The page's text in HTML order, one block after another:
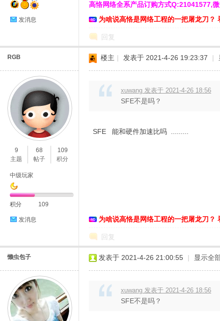
发消息
高恪网络全系产品订购方式Q:21041577,
为啥说高恪是网络工程的一把屠龙刀？
回复
RGB
9
主题
68
帖子
109
积分
中级玩家
积分 109
发消息
楼主 | 发表于 2021-4-26 19:23:37 |
xuwang 发表于 2021-4-26 18:56
SFE不是吗？
SFE 能和硬件加速比吗 .........
为啥说高恪是网络工程的一把屠龙刀？
回复
懒虫包子 发表于 2021-4-26 21:00:55 | 显示全
xuwang 发表于 2021-4-26 18:56
SFE不是吗？